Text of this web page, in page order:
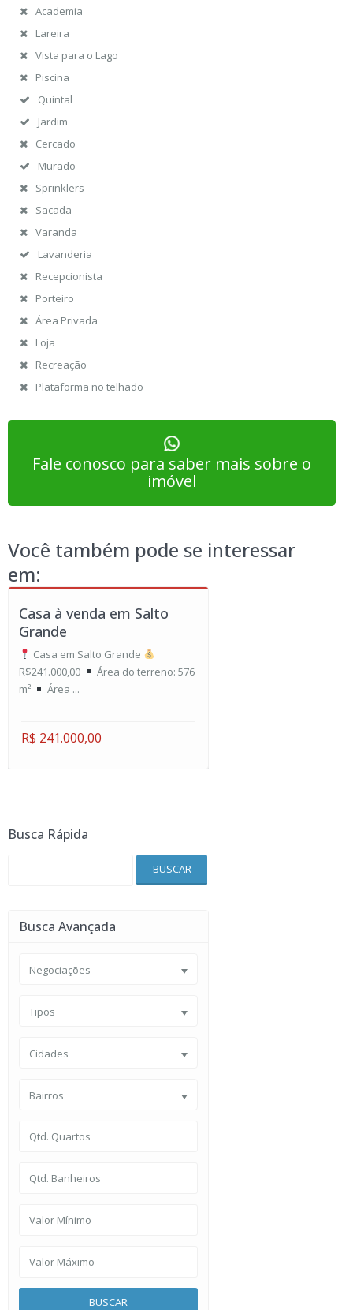
Academia
Lareira
Vista para o Lago
Piscina
Quintal
Jardim
Cercado
Murado
Sprinklers
Sacada
Varanda
Lavanderia
Recepcionista
Porteiro
Área Privada
Loja
Recreação
Plataforma no telhado
Fale conosco para saber mais sobre o
imóvel
Você também pode se interessar
em:
Casa à venda em Salto
Grande
Casa em Salto Grande
R$241.000,00
Área do terreno: 576
m²
Área ...
R$ 241.000,00
Busca Rápida
BUSCAR
Busca Avançada
Negociações
Tipos
Cidades
Bairros
BUSCAR